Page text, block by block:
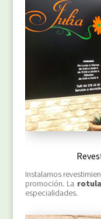
Instalamos
promoción. La
especialidades.